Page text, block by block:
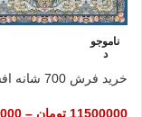
ناموجو
د
خرید فرش 700 شانه افشان الماس آبی
11500000 تومان –